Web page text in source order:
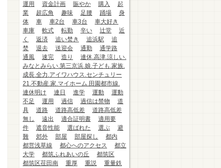
運用
資金計画 賑やか 購入
起
業
超広角 趣味 足腰 踊場
身
体
車 車2台 車3台
車大好き
車庫
軟式 転勤 辛い 辻堂
近
く
返済 追い焚き 追浜駅
追
焚
退去 送迎会 通勤
通学路
通風
速完 造り
連休.高津.涼しい.
みなとみらい.第三京浜.娘.子ども.家族.
成長.全力.アイワハウス.センチュリー
21.不動産.家.マイホーム.田園都市線.
連休明け
連日 進学 運動
運動
不足
運用 過信 過信は禁物
道
具
道路 道路高低差
道路高低差
無し
遠出 適合証明書
適用要
件
遮音性能 選ばれた 選ぶ
避
難
郊外 部屋 部屋探し
都内
都営浅草線
都心へのアクセス
都立
大学
都筑ふれあいの丘
都筑区
都筑区荏田南
重厚 重説
重量鉄